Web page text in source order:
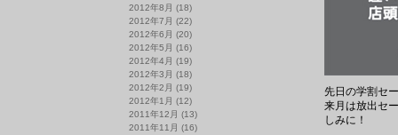
先日の学割セ
来月は放出セ
しみに！
2012年8月 (18)
2012年7月 (22)
2012年6月 (20)
2012年5月 (16)
2012年4月 (19)
2012年3月 (18)
2012年2月 (19)
2012年1月 (12)
2011年12月 (13)
2011年11月 (16)